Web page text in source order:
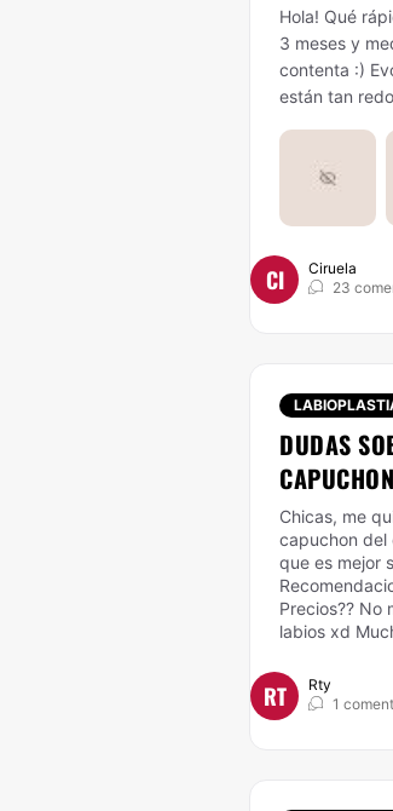
Hola! Qué
3 meses y
contenta :)
están tan
CI
Ciruela
23
DUDAS
Chicas, me
capuchon del
que es mejor
Precios?? No
labios xd
RT
Rty
1